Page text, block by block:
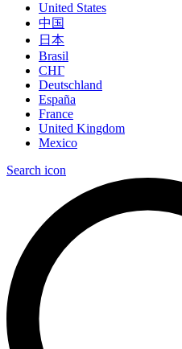
United States
中国
日本
Brasil
СНГ
Deutschland
España
France
United Kingdom
Mexico
Search icon